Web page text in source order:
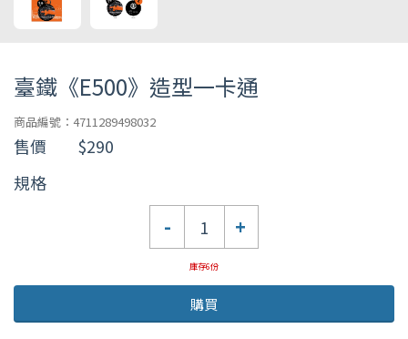
臺鐵《E500》造型一卡通
商品編號：4711289498032
售價
$290
規格
- +
庫存6份
購買